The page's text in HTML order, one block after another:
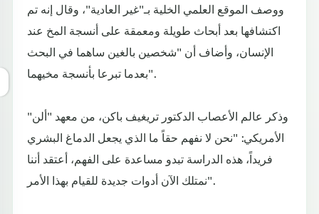
ووصف الموقع العلمي الخلية بـ"غير العادية"، وقال إنه تم
اكتشافها بعد أبحاث طويلة ومعمقة على أنسجة المخ عند
الإنسان، وأضاف أن "شخصين بالغين ساهما في البحث
بعدما تبرعا بأنسجة مخيهما".
وذكر عالم الأعصاب الدكتور تريغيف باكن، من معهد "ألن"
الأمريكي: "نحن لا نفهم حقاً ما الذي يجعل الدماغ البشري
فريداً، هذه الدراسة تبدو مساعدة على الفهم، أعتقد أننا
نمتلك الآن أدوات جديدة للقيام بهذا الأمر".